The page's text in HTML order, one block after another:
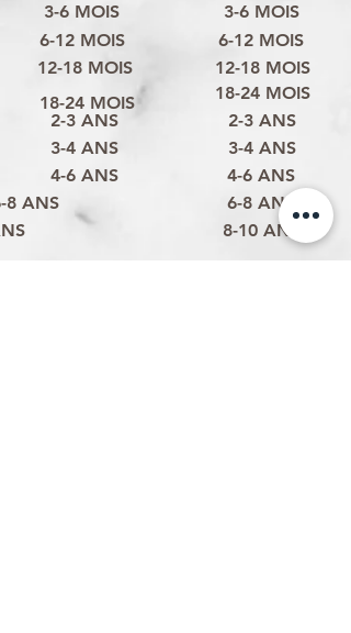
8 ANS
4-6 ANS
3-4 ANS
2-3 ANS
6-12 MOIS
12-18 MOIS
18-24 MOIS
3-6 MOIS
8-10 ANS
6-8 ANS
4-6 ANS
3-4 ANS
2-3 ANS
6-12 MOIS
12-18 MOIS
18-24 MOIS
3-6 MOIS